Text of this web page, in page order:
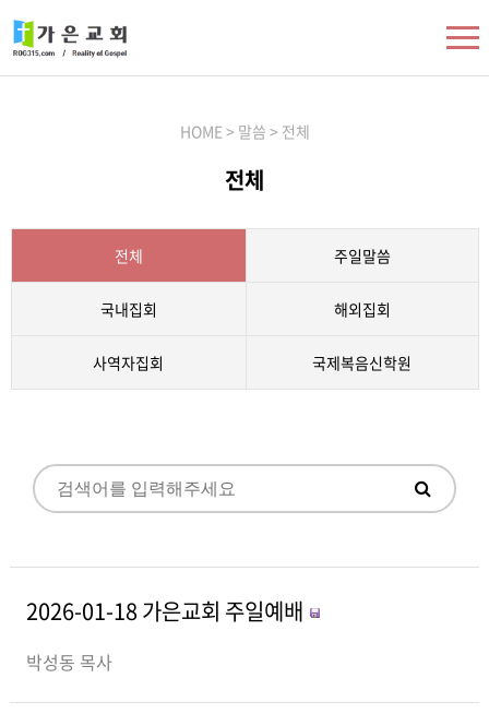
HOME > 말씀 > 전체
전체
전체 주일말씀
국내집회 해외집회
사역자집회 국제복음신학원
2026-01-18 가은교회 주일예배
박성동 목사